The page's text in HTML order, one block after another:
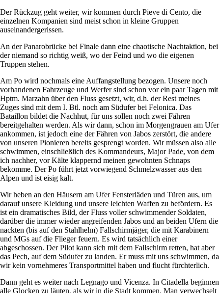
Der Rückzug geht weiter, wir kommen durch Pieve di Cento, die
einzelnen Kompanien sind meist schon in kleine Gruppen
auseinandergerissen.
An der Panarobrücke bei Finale dann eine chaotische Nachtaktion, bei
der niemand so richtig weiß, wo der Feind und wo die eigenen
Truppen stehen.
Am Po wird nochmals eine Auffangstellung bezogen. Unsere noch
vorhandenen Fahrzeuge und Werfer sind schon vor ein paar Tagen mit
Hptm. Marzahn über den Fluss gesetzt, wir, d.h. der Rest meines
Zuges sind mit dem I. Btl. noch am Südufer bei Felonica. Das
Bataillon bildet die Nachhut, für uns sollen noch zwei Fähren
bereitgehalten werden. Als wir dann, schon im Morgengrauen am Ufer
ankommen, ist jedoch eine der Fähren von Jabos zerstört, die andere
von unseren Pionieren bereits gesprengt worden. Wir müssen also alle
schwimmen, einschließlich des Kommandeurs, Major Pade, von dem
ich nachher, vor Kälte klappernd meinen gewohnten Schnaps
bekomme. Der Po führt jetzt vorwiegend Schmelzwasser aus den
Alpen und ist eisig kalt.
Wir heben an den Häusern am Ufer Fensterläden und Türen aus, um
darauf unsere Kleidung und unsere leichten Waffen zu befördern. Es
ist ein dramatisches Bild, der Fluss voller schwimmender Soldaten,
darüber die immer wieder angreifenden Jabos und an beiden Ufern die
nackten (bis auf den Stahlhelm) Fallschirmjäger, die mit Karabinern
und MGs auf die Flieger feuern. Es wird tatsächlich einer
abgeschossen. Der Pilot kann sich mit dem Fallschirm retten, hat aber
das Pech, auf dem Südufer zu landen. Er muss mit uns schwimmen, da
wir kein vornehmeres Transportmittel haben und flucht fürchterlich.
Dann geht es weiter nach Legnago und Vicenza. In Citadella beginnen
alle Glocken zu läuten, als wir in die Stadt kommen. Man verwechselt